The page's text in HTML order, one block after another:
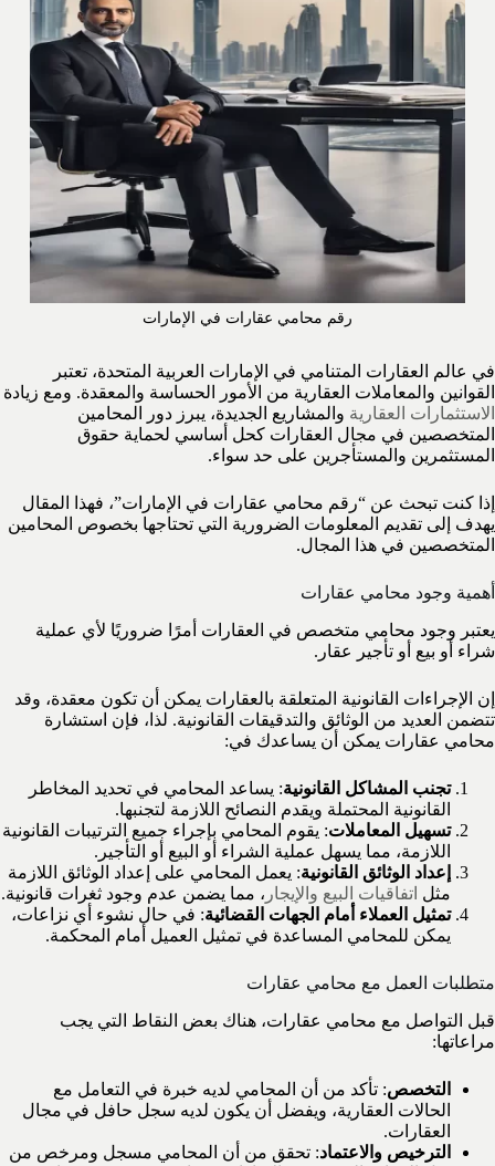
رقم محامي عقارات في الإمارات
في عالم العقارات المتنامي في الإمارات العربية المتحدة، تعتبر
القوانين والمعاملات العقارية من الأمور الحساسة والمعقدة. ومع زيادة
الاستثمارات العقارية والمشاريع الجديدة، يبرز دور المحامين
المتخصصين في مجال العقارات كحل أساسي لحماية حقوق
المستثمرين والمستأجرين على حد سواء.
إذا كنت تبحث عن “رقم محامي عقارات في الإمارات”، فهذا المقال
يهدف إلى تقديم المعلومات الضرورية التي تحتاجها بخصوص المحامين
المتخصصين في هذا المجال.
أهمية وجود محامي عقارات
يعتبر وجود محامي متخصص في العقارات أمرًا ضروريًا لأي عملية
شراء أو بيع أو تأجير عقار.
إن الإجراءات القانونية المتعلقة بالعقارات يمكن أن تكون معقدة، وقد
تتضمن العديد من الوثائق والتدقيقات القانونية. لذا، فإن استشارة
محامي عقارات يمكن أن يساعدك في:
تجنب المشاكل القانونية: يساعد المحامي في تحديد المخاطر
القانونية المحتملة ويقدم النصائح اللازمة لتجنبها.
تسهيل المعاملات: يقوم المحامي بإجراء جميع الترتيبات القانونية
اللازمة، مما يسهل عملية الشراء أو البيع أو التأجير.
إعداد الوثائق القانونية: يعمل المحامي على إعداد الوثائق اللازمة
مثل اتفاقيات البيع والإيجار ، مما يضمن عدم وجود ثغرات قانونية.
تمثيل العملاء أمام الجهات القضائية: في حال نشوء أي نزاعات،
يمكن للمحامي المساعدة في تمثيل العميل أمام المحكمة.
متطلبات العمل مع محامي عقارات
قبل التواصل مع محامي عقارات، هناك بعض النقاط التي يجب
مراعاتها:
التخصص: تأكد من أن المحامي لديه خبرة في التعامل مع
الحالات العقارية، ويفضل أن يكون لديه سجل حافل في مجال
العقارات.
الترخيص والاعتماد: تحقق من أن المحامي مسجل ومرخص من